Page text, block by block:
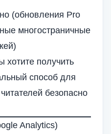
(обновления Pro
многостраничные
хотите получить
способ для
безопасно
Analytics)